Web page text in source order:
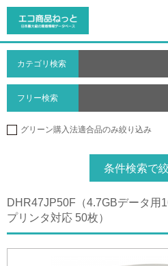
カテゴリ検索
フリー検索
グリーン購入法適合品のみ絞り込み
条件検索で
DHR47JP50F（4.7GBデータ用
プリンタ対応 50枚）